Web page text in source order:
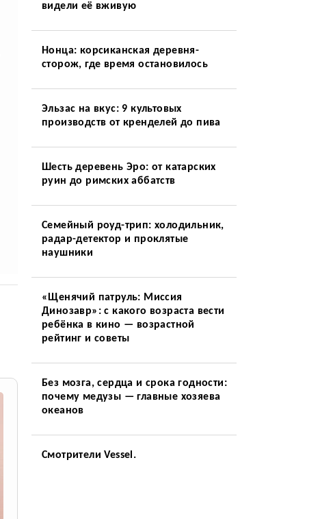
видели её вживую
Нонца: корсиканская деревня-
сторож, где время остановилось
Эльзас на вкус: 9 культовых
производств от кренделей до пива
Шесть деревень Эро: от катарских
руин до римских аббатств
Семейный роуд-трип: холодильник,
радар-детектор и проклятые
наушники
«Щенячий патруль: Миссия
Динозавр»: с какого возраста вести
ребёнка в кино — возрастной
рейтинг и советы
Без мозга, сердца и срока годности:
почему медузы — главные хозяева
океанов
Смотрители Vessel.